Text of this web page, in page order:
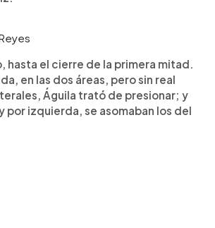
hasta el cierre de la primera mitad.
en las dos áreas, pero sin real
Águila trató de presionar; y
por izquierda, se asomaban los del